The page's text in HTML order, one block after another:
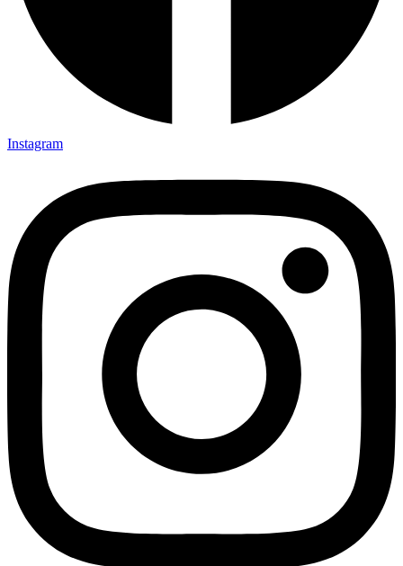
Instagram